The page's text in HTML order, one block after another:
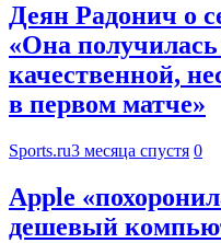
Деян Радонич о
«Она
качественной,
в первом матче»
Sports.ru3 месяца спустя 0
Apple
дешевый